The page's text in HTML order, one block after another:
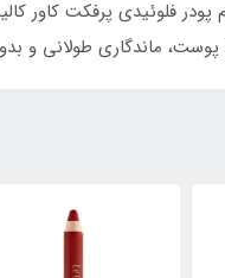
فلوئیدی پرفکت کاور
ماندگاری طولانی و